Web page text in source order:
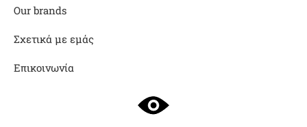
Our brands
Σχετικά με εμάς
Επικοινωνία